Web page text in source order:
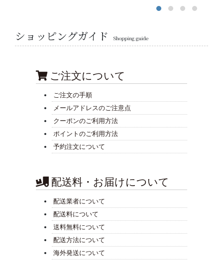
ショッピングガイド Shopping guide
ご注文について
ご注文の手順
メールアドレスのご注意点
クーポンのご利用方法
ポイントのご利用方法
予約注文について
配送料・お届けについて
配送業者について
配送料について
送料無料について
配送方法について
海外発送について